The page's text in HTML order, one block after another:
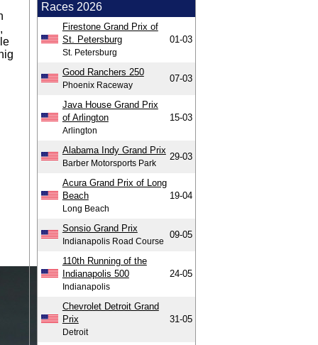
Races 2026
Firestone Grand Prix of
St. Petersburg
St. Petersburg
01-03
Good Ranchers 250
Phoenix Raceway
07-03
Java House Grand Prix
of Arlington
Arlington
15-03
Alabama Indy Grand Prix
Barber Motorsports Park
29-03
Acura Grand Prix of Long
Beach
Long Beach
19-04
Sonsio Grand Prix
Indianapolis Road Course
09-05
110th Running of the
Indianapolis 500
Indianapolis
24-05
Chevrolet Detroit Grand
Prix
Detroit
31-05